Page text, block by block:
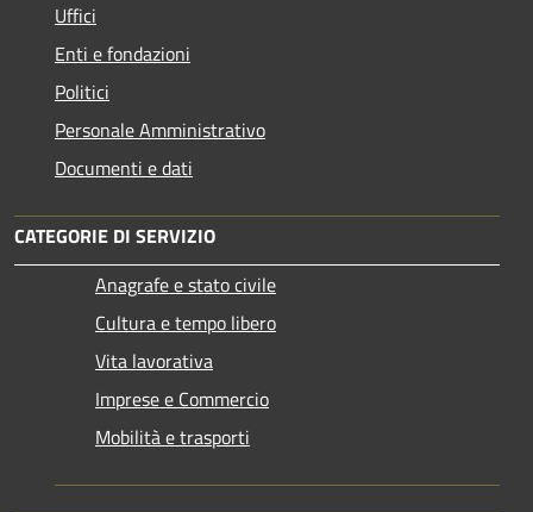
Uffici
Enti e fondazioni
Politici
Personale Amministrativo
Documenti e dati
CATEGORIE DI SERVIZIO
Anagrafe e stato civile
Cultura e tempo libero
Vita lavorativa
Imprese e Commercio
Mobilità e trasporti